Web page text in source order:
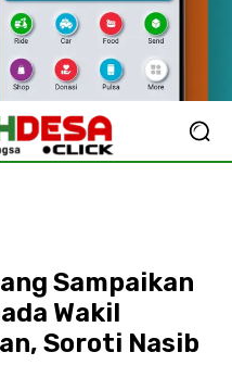
Sampaikan
Wakil
Soroti Nasib